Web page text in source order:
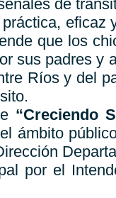
de
eficaz
que los
sus padres y
Ríos y del
“Creciendo
ámbito
por el